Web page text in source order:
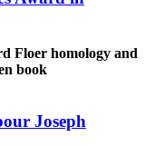
Floer homology and
book
Joseph